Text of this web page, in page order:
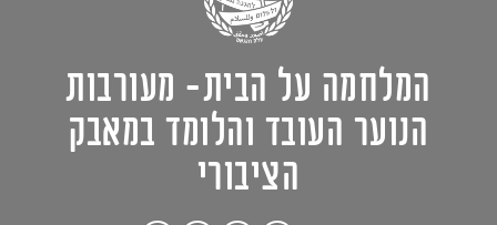
המלחמה על הבית- מעורבות
הנוער העובד והלומד במאבק
הציבורי